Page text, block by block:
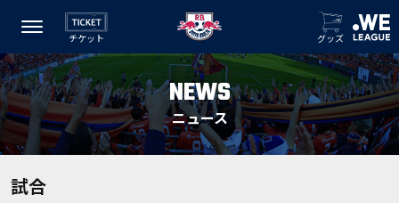
チケット グッズ
NEWS
ニュース
試合